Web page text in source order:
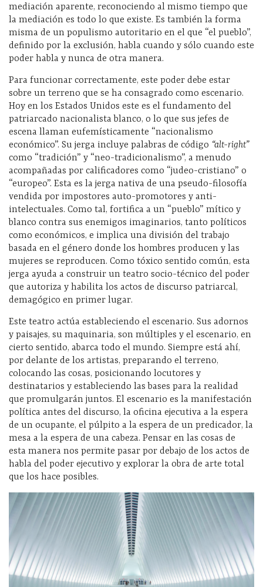
mediación aparente, reconociendo al mismo tiempo que
la mediación es todo lo que existe. Es también la forma
misma de un populismo autoritario en el que “el pueblo”,
definido por la exclusión, habla cuando y sólo cuando este
poder habla y nunca de otra manera.
Para funcionar correctamente, este poder debe estar
sobre un terreno que se ha consagrado como escenario.
Hoy en los Estados Unidos este es el fundamento del
patriarcado nacionalista blanco, o lo que sus jefes de
escena llaman eufemísticamente “nacionalismo
económico”. Su jerga incluye palabras de código “alt-right”
como “tradición” y “neo-tradicionalismo”, a menudo
acompañadas por calificadores como “judeo-cristiano” o
“europeo”. Esta es la jerga nativa de una pseudo-filosofía
vendida por impostores auto-promotores y anti-
intelectuales. Como tal, fortifica a un “pueblo” mítico y
blanco contra sus enemigos imaginarios, tanto políticos
como económicos, e implica una división del trabajo
basada en el género donde los hombres producen y las
mujeres se reproducen. Como tóxico sentido común, esta
jerga ayuda a construir un teatro socio-técnico del poder
que autoriza y habilita los actos de discurso patriarcal,
demagógico en primer lugar.
Este teatro actúa estableciendo el escenario. Sus adornos
y paisajes, su maquinaria, son múltiples y el escenario, en
cierto sentido, abarca todo el mundo. Siempre está ahí,
por delante de los artistas, preparando el terreno,
colocando las cosas, posicionando locutores y
destinatarios y estableciendo las bases para la realidad
que promulgarán juntos. El escenario es la manifestación
política antes del discurso, la oficina ejecutiva a la espera
de un ocupante, el púlpito a la espera de un predicador, la
mesa a la espera de una cabeza. Pensar en las cosas de
esta manera nos permite pasar por debajo de los actos de
habla del poder ejecutivo y explorar la obra de arte total
que los hace posibles.